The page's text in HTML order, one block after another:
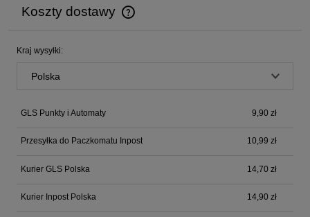
Koszty dostawy
Cena nie zawiera ewentualnych kosztów płatności
Kraj wysyłki:
GLS Punkty i Automaty 9,90 zł
Przesyłka do Paczkomatu Inpost 10,99 zł
Kurier GLS Polska 14,70 zł
Kurier Inpost Polska 14,90 zł